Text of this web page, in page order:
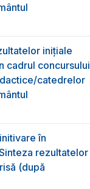
inițiale
cadrul concursului
catedrelor
în
rezultatelor
(după